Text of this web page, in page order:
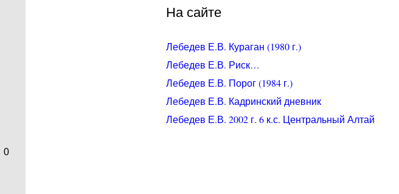
На сайте
Лебедев Е.В. Кураган (1980 г.)
Лебедев Е.В. Риск…
Лебедев Е.В. Порог (1984 г.)
Лебедев Е.В. Кадринский дневник
Лебедев Е.В. 2002 г. 6 к.с. Центральный Алтай
0